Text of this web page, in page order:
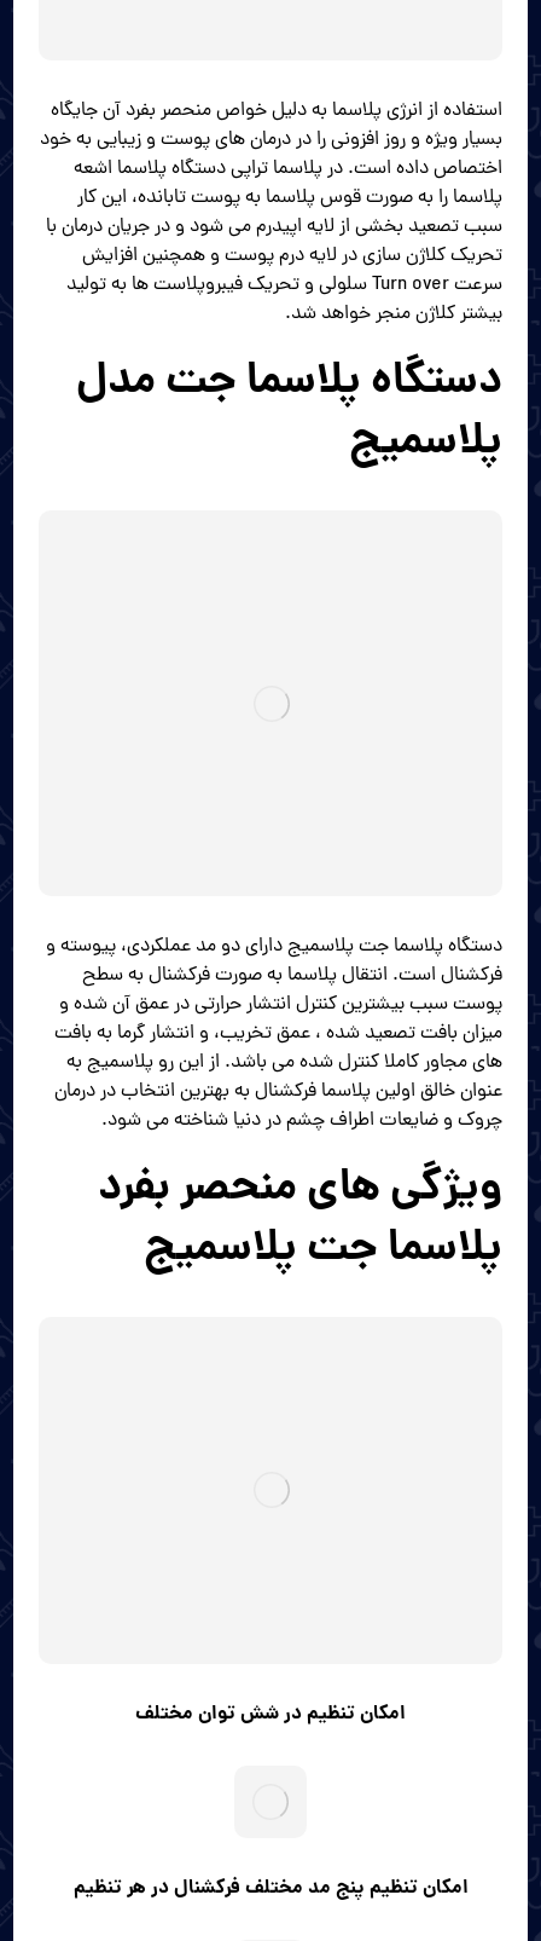
استفاده از انرژی پلاسما به دلیل خواص منحصر بفرد آن جایگاه
بسیار ویژه و روز افزونی را در درمان های پوست و زیبایی به خود
اختصاص داده است. در پلاسما تراپی دستگاه پلاسما اشعه
پلاسما را به صورت قوس پلاسما به پوست تابانده، این کار
سبب تصعید بخشی از لایه اپیدرم می شود و در جریان درمان با
تحریک کلاژن سازی در لایه درم پوست و همچنین افزایش
سرعت Turn over سلولی و تحریک فیبروپلاست ها به تولید
بیشتر کلاژن منجر خواهد شد.
دستگاه پلاسما جت مدل
پلاسمیج
دستگاه پلاسما جت پلاسمیج دارای دو مد عملکردی، پیوسته و
فرکشنال است. انتقال پلاسما به صورت فرکشنال به سطح
پوست سبب بیشترین کنترل انتشار حرارتی در عمق آن شده و
میزان بافت تصعید شده ، عمق تخریب، و انتشار گرما به بافت
های مجاور کاملا کنترل شده می باشد. از این رو پلاسمیج به
عنوان خالق اولین پلاسما فرکشنال به بهترین انتخاب در درمان
چروک و ضایعات اطراف چشم در دنیا شناخته می شود.
ویژگی های منحصر بفرد
پلاسما جت پلاسمیج
امکان تنظیم در شش توان مختلف
امکان تنظیم پنج مد مختلف فرکشنال در هر تنظیم